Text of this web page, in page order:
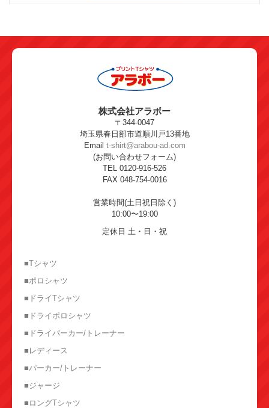
株式会社アラボー
〒344-0047
埼玉県春日部市道順川戸13番地
Email t-shirt@arabou-ad.com
(お問い合わせフォーム)
TEL 0120-916-526
FAX 048-754-0016
営業時間(土日祝日除く)
10:00〜19:00
定休日 土・日・祝
■Tシャツ
■ポロシャツ
■ドライTシャツ
■ドライポロシャツ
■ドライパーカー/トレーナー
■レディース
■パーカー/トレーナー
■ジャージ
■ロングTシャツ